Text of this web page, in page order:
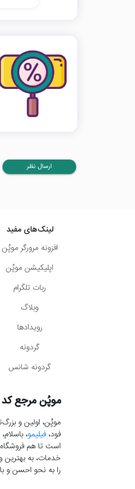
ارسال نظر
لینک‌های مفید
افزونه مرورگر موپُن
اپلیکیشن موپُن
ربات تلگرام
وبلاگ
رویدادها
گردونه
گردونه شانس
موپُن مرجع
موپُن، اولین و
فود، فیلیمو، باسلام،
است تا هم
خدمات، به بهترین
را به نحو احسن و با